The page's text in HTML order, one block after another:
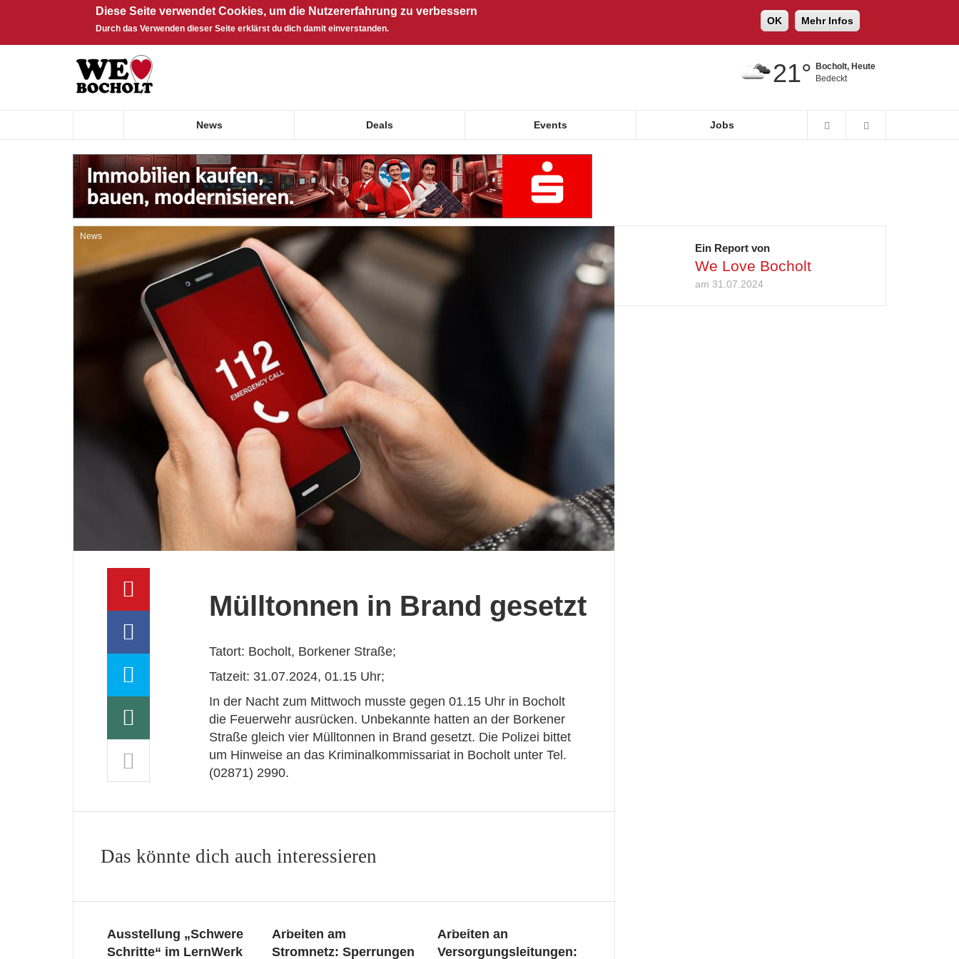
Diese Seite verwendet Cookies, um die Nutzererfahrung zu verbessern
Durch das Verwenden dieser Seite erklärst du dich damit einverstanden.
OK Mehr Infos
21°
Bocholt, Heute
Bedeckt
News Deals Events Jobs
News
Mülltonnen in Brand gesetzt
Tatort: Bocholt, Borkener Straße;
Tatzeit: 31.07.2024, 01.15 Uhr;
In der Nacht zum Mittwoch musste gegen 01.15 Uhr in Bocholt
die Feuerwehr ausrücken. Unbekannte hatten an der Borkener
Straße gleich vier Mülltonnen in Brand gesetzt. Die Polizei bittet
um Hinweise an das Kriminalkommissariat in Bocholt unter Tel.
(02871) 2990.
Das könnte dich auch interessieren
News
Ausstellung „Schwere
Schritte“ im LernWerk
News
Arbeiten am
Stromnetz: Sperrungen
News
Arbeiten an
Versorgungsleitungen:
Ein Report von
We Love Bocholt
am 31.07.2024